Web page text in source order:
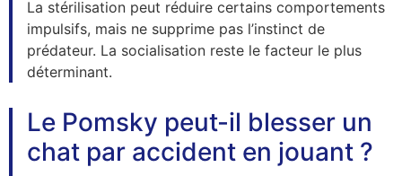
La stérilisation peut réduire certains comportements
impulsifs, mais ne supprime pas l’instinct de
prédateur. La socialisation reste le facteur le plus
déterminant.
Le Pomsky peut-il blesser un
chat par accident en jouant ?